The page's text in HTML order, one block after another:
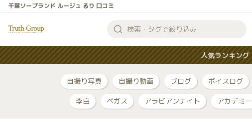
千葉ソープランド ルージュ るり 口コミ
索
す
る
人気ランキング
自撮り写真 自撮り動画 ブログ ボイスログ
李白 ベガス アラビアンナイト アカデミー